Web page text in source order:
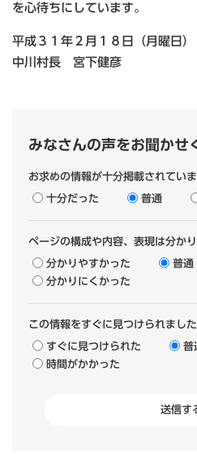
を心待ちにしています。
平成３１年２月１８日（月曜日）
中川村長 宮下健彦
みなさんの声をお聞かせ
お求めの情報が十分掲載されてい
十分だった 普通
ページの構成や内容、表現は分か
分かりやすかった
普通
分かりにくかった
この情報をすぐに見つけられました
すぐに見つけられた
普
時間がかかった